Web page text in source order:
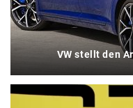
VW stellt den